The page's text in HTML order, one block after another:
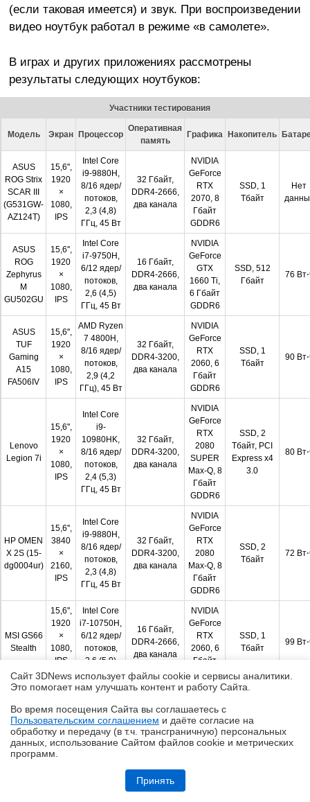
Обзор складного смартфона HONOR Magic V6: избавление от
(если таковая имеется) и звук. При воспроизведении
видео ноутбук работал в режиме «в самолете».
В играх и других приложениях рассмотрены
результаты следующих ноутбуков:
Участники тестирования
Модель Экран Процессор
Оперативная
память
Графика Накопитель
ASUS
ROG Strix
SCAR III
(G531GW-
AZ124T)
15,6'',
1920
×
1080,
IPS
Intel Core
i9-9880H,
8/16 ядер/
потоков,
2,3 (4,8)
ГГц, 45 Вт
32 Гбайт,
DDR4-2666,
два канала
NVIDIA
GeForce
RTX
2070, 8
Гбайт
GDDR6
SSD, 1
Тбайт
Нет
ASUS
ROG
Zephyrus
M
GU502GU
15,6'',
1920
×
1080,
IPS
Intel Core
i7-9750H,
6/12 ядер/
потоков,
2,6 (4,5)
ГГц, 45 Вт
16 Гбайт,
DDR4-2666,
два канала
NVIDIA
GeForce
GTX
1660 Ti,
6 Гбайт
GDDR6
SSD, 512
Гбайт
76
ASUS
TUF
Gaming
A15
FA506IV
15,6'',
1920
×
1080,
IPS
AMD Ryzen
7 4800H,
8/16 ядер/
потоков,
2,9 (4,2
ГГц), 45 Вт
32 Гбайт,
DDR4-3200,
два канала
NVIDIA
GeForce
RTX
2060, 6
Гбайт
GDDR6
SSD, 1
Тбайт
90
Lenovo
Legion 7i
15,6'',
1920
×
1080,
IPS
Intel Core
i9-
10980HK,
8/16 ядер/
потоков,
2,4 (5,3)
ГГц, 45 Вт
32 Гбайт,
DDR4-3200,
два канала
NVIDIA
GeForce
RTX
2080
SUPER
Max-Q, 8
Гбайт
GDDR6
SSD, 2
Тбайт, PCI
Express x4
3.0
80
HP OMEN
X 2S (15-
dg0004ur)
15,6'',
3840
×
2160,
IPS
Intel Core
i9-9880H,
8/16 ядер/
потоков,
2,3 (4,8)
ГГц, 45 Вт
32 Гбайт,
DDR4-3200,
два канала
NVIDIA
GeForce
RTX
2080
Max-Q, 8
Гбайт
GDDR6
SSD, 2
Тбайт
72
MSI GS66
Stealth
15,6'',
1920
×
1080,
IPS
(IGZO)
Intel Core
i7-10750H,
6/12 ядер/
потоков,
2,6 (5,0)
ГГц, 45 Вт
16 Гбайт,
DDR4-2666,
два канала
NVIDIA
GeForce
RTX
2060, 6
Гбайт
GDDR6
SSD, 1
Тбайт
99
Дисплей и звук
Часть модификаций GS66 Stealth комплектуется
300-герцевыми IPS-матрицами AUO B156HAN12.0,
оснащенными антибликовым покрытием и
поддерживающими разрешение Full HD. Однако
Сайт 3DNews использует файлы cookie и сервисы аналитики.
Это помогает нам улучшать контент и работу Cайта.
Во время посещения Cайта вы соглашаетесь с
Пользовательским соглашением и даёте согласие на
обработку и передачу (в т.ч. трансграничную) персональных
данных, использование Cайтом файлов cookie и метрических
программ.
Принять